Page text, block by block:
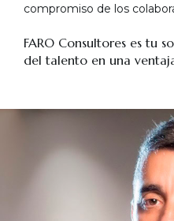
compromiso de los
FARO Consultores es tu
del talento en una